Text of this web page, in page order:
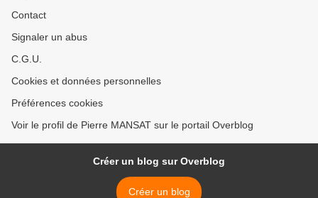
Contact
Signaler un abus
C.G.U.
Cookies et données personnelles
Préférences cookies
Voir le profil de Pierre MANSAT sur le portail Overblog
Créer un blog sur Overblog
Créer un blog